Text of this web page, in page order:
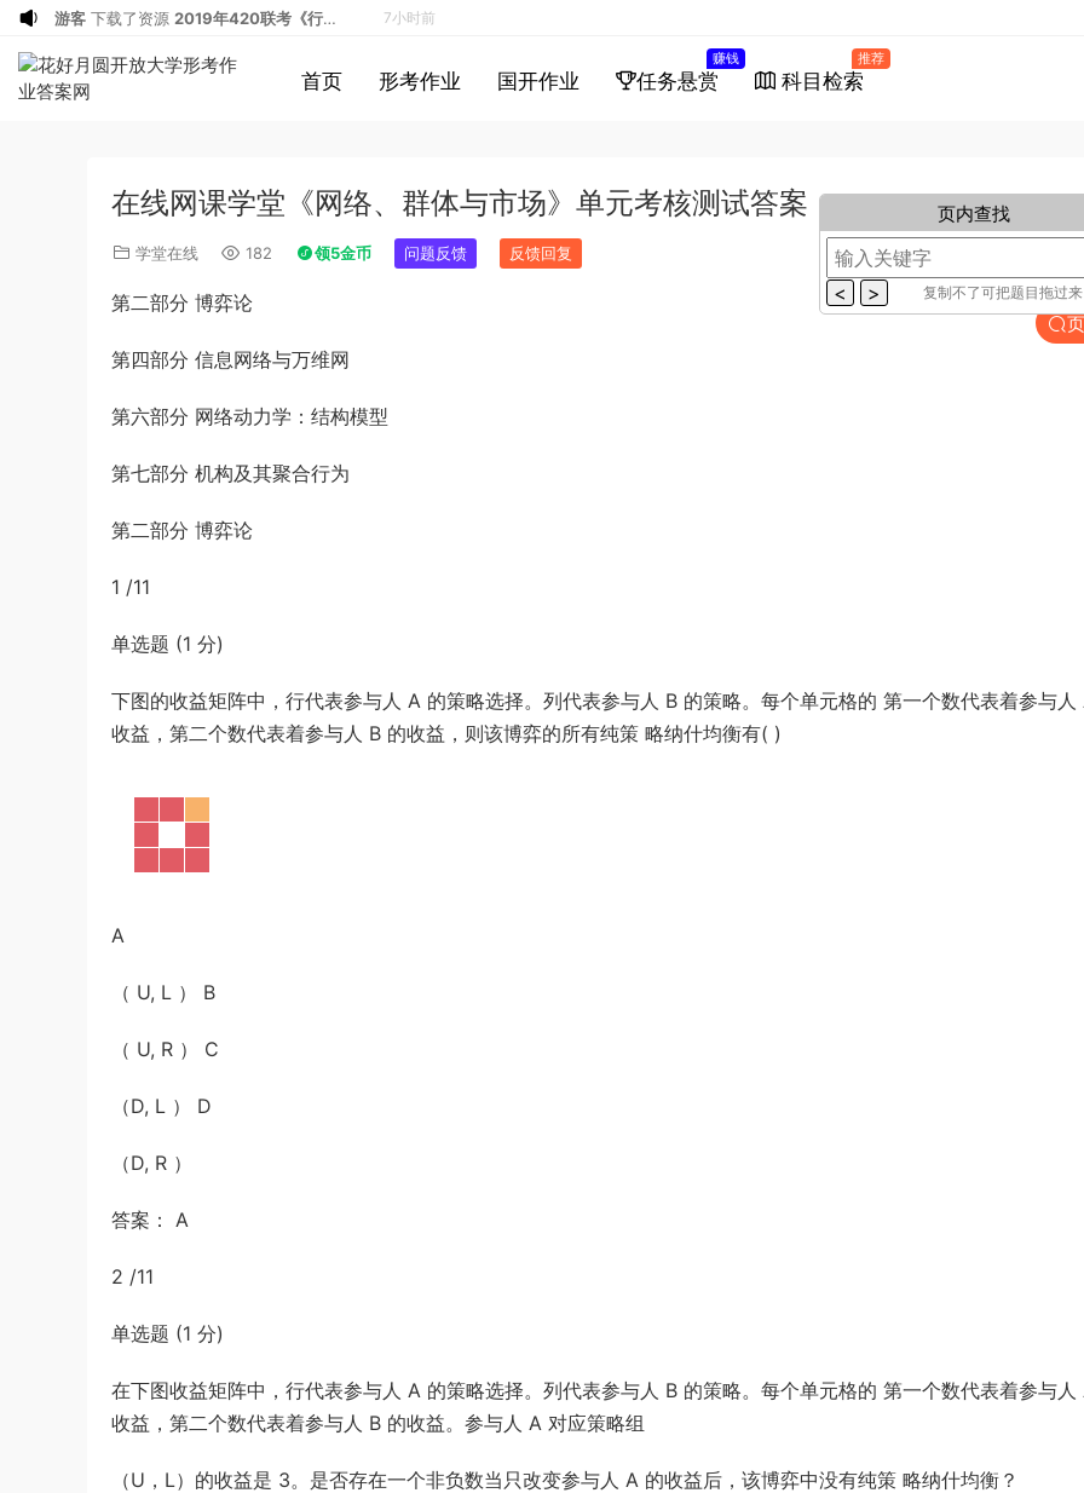
首页 形考作业 国开作业 任务悬赏
赚钱
科目检索
推荐
在线网课学堂《网络、群体与市场》单元考核测试答案
学堂在线 182 领5金币 问题反馈 反馈回复
第二部分 博弈论
第四部分 信息网络与万维网
第六部分 网络动力学：结构模型
第七部分 机构及其聚合行为
第二部分 博弈论
1 /11
单选题 (1 分)
下图的收益矩阵中，行代表参与人 A 的策略选择。列代表参与人 B 的策略。每个单元格的 第一个数代表着参与人
收益，第二个数代表着参与人 B 的收益，则该博弈的所有纯策 略纳什均衡有( )
A
（ U, L ） B
（ U, R ） C
（D, L ） D
（D, R ）
答案： A
2 /11
单选题 (1 分)
在下图收益矩阵中，行代表参与人 A 的策略选择。列代表参与人 B 的策略。每个单元格的 第一个数代表着参与人
收益，第二个数代表着参与人 B 的收益。参与人 A 对应策略组
（U，L）的收益是 3。是否存在一个非负数当只改变参与人 A 的收益后，该博弈中没有纯策 略纳什均衡？
页内查找
复制不了可把题目拖过
游客 下载了资源 2020年0726浙江公务
员考试《行测》真题（B卷）参考答案及
解析
7小时前
游客下载了资源2022年北京公务员考试
行测试题答案解析
u******* 8小时前
《行测》三卷答案及解析
下载了资源 2015年黑龙江公务员考
9小时前
析，不建议做）
9小时前
证考试《初中历史》题（解析）
10小时前
a*******登录了本站
录用考试《行测》真题（边远地区卷）答
下载了资源2021年北京公务员考试
1小时前
签到打卡，获得1元奖励
u*******签到打卡，获得1元奖励
测》真题（河南县级以上）答案及解析